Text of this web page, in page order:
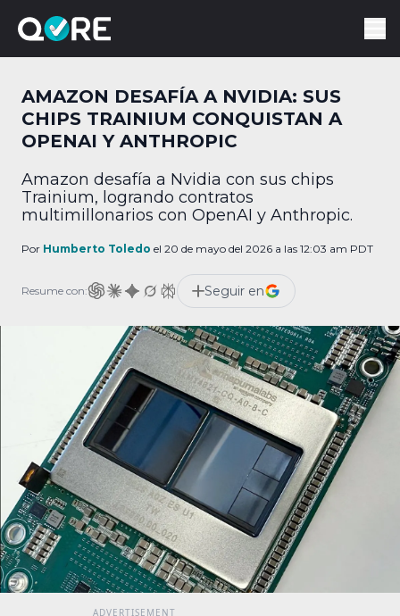
AMAZON DESAFÍA A NVIDIA: SUS
CHIPS TRAINIUM CONQUISTAN A
OPENAI Y ANTHROPIC
Amazon desafía a Nvidia con sus chips
Trainium, logrando contratos
multimillonarios con OpenAI y Anthropic.
Por Humberto Toledo el 20 de mayo del 2026 a las 12:03 am PDT
Resume con: Seguir en